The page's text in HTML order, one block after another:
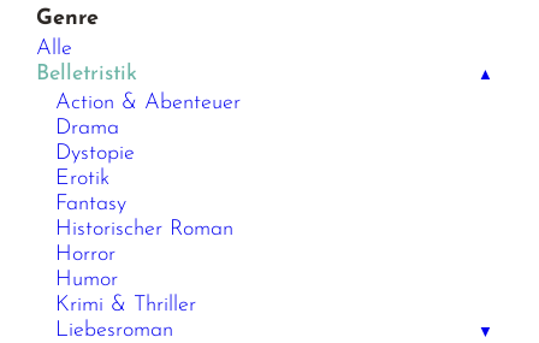
Genre
Alle
Belletristik
▲
Action & Abenteuer
Drama
Dystopie
Erotik
Fantasy
Historischer Roman
Horror
Humor
Krimi & Thriller
Liebesroman
▼